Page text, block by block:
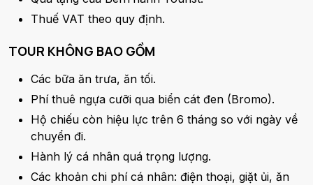
Thuế VAT theo quy định.
TOUR KHÔNG BAO GỒM
Các bữa ăn trưa, ăn tối.
Phí thuê ngựa cưỡi qua biển cát đen (Bromo).
Hộ chiếu còn hiệu lực trên 6 tháng so với ngày về
chuyển đi.
Hành lý cá nhân quá trọng lượng.
Các khoản chi phí cá nhân: điện thoại, giặt ủi, ăn